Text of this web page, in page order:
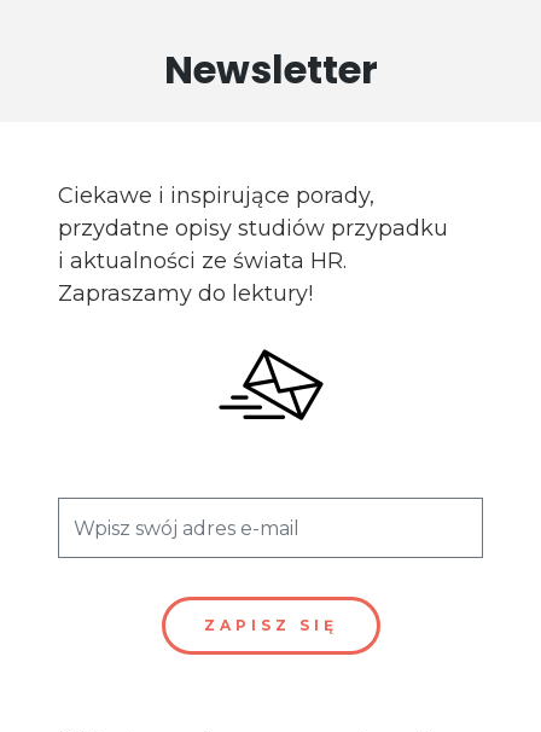
Newsletter
Ciekawe i inspirujące porady,
przydatne opisy studiów przypadku
i aktualności ze świata HR.
Zapraszamy do lektury!